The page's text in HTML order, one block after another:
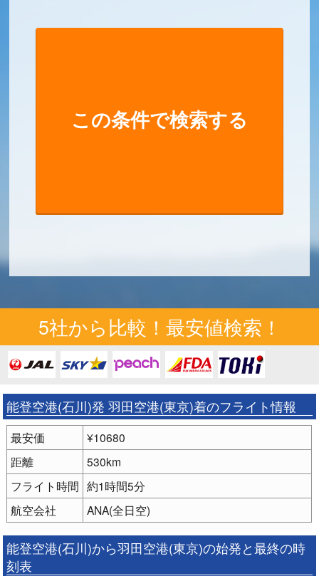
5社から比較！最安値検索！
能登空港(石川)発 羽田空港(東京)着のフライト情報
最安価
¥10680
距離
530km
フライト時間 約1時間5分
航空会社
ANA(全日空)
能登空港(石川)から羽田空港(東京)の始発と最終の時
刻表